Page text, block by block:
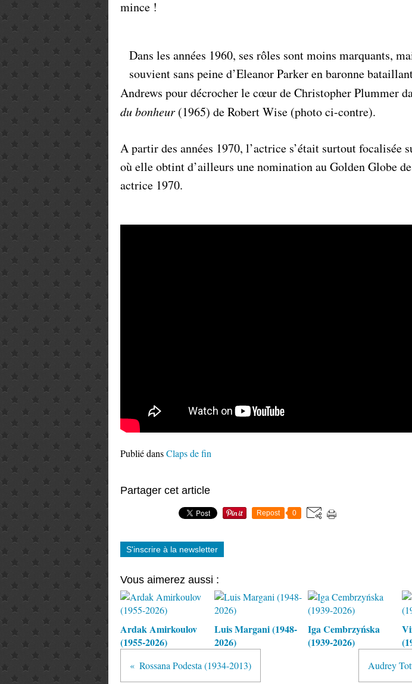
mince !
Dans les années 1960, ses rôles sont moins marquants,
souvient sans peine d’Eleanor Parker en baronne
Andrews pour décrocher le cœur de Christopher Plummer
du bonheur (1965) de Robert Wise (photo ci-contre).
A partir des années 1970, l’actrice s’était surtout focalisée
où elle obtint d’ailleurs une nomination au Golden Globe
actrice 1970.
Publié dansClaps de fin
Partager cet article
Repost 0
S'inscrire à la newsletter
Vous aimerez aussi :
Ardak Amirkoulov
(1955-2026)
Luis Margani (1948-
2026)
Iga Cembrzyńska
(1939-2026)
Rossana Podesta (1934-2013) Audrey